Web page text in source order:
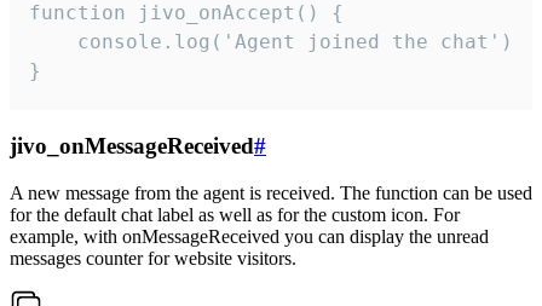
function jivo_onAccept() {
}
jivo_onMessageReceived#
A new message from the agent is received. The function can be used
for the default chat label as well as for the custom icon. For
example, with onMessageReceived you can display the unread
messages counter for website visitors.